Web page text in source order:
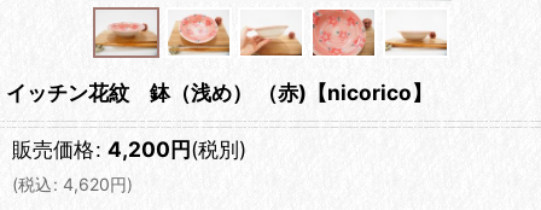
イッチン花紋 鉢（浅め） （赤)【nicorico】
販売価格: 4,200円(税別)
(税込: 4,620円)